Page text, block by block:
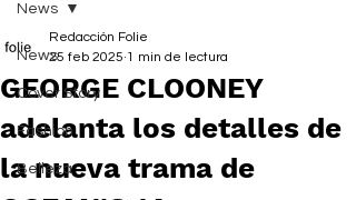
News
Cover Story
Fashion
Belleza
News
GEORGE CLOONEY
adelanta los detalles de
la nueva trama de
Redacción Folie
25 feb 2025 1 min de lectura